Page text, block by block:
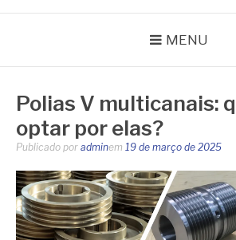
MENU
Polias V multicanais:
optar por elas?
Publicado por adminem 19 de março de 2025